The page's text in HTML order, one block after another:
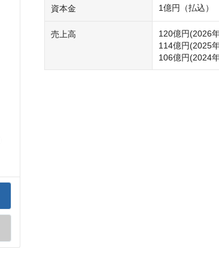
資本金 1億円（払込）
売上高
120億円(2026
114億円(2025
106億円(2024